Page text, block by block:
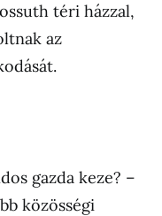
téri házzal,
az
gazda keze? –
közösségi